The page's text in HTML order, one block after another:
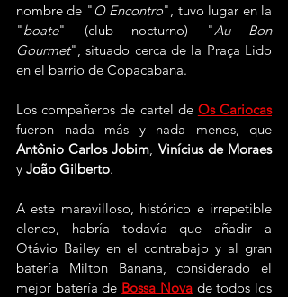
nombre de " O Encontro", tuvo lugar en la
"boate" (club nocturno) "Au Bon
Gourmet", situado cerca de la Praça Lido
en el barrio de Copacabana.
Los compañeros de cartel de Os Cariocas
Antônio Carlos Jobim,
Vinícius de Moraes
y João Gilberto.
A este maravilloso, histórico e irrepetible
elenco, habría todavía que añadir a
Otávio Bailey en el contrabajo y al gran
batería Milton Banana, considerado el
mejor batería de Bossa Nova de todos los